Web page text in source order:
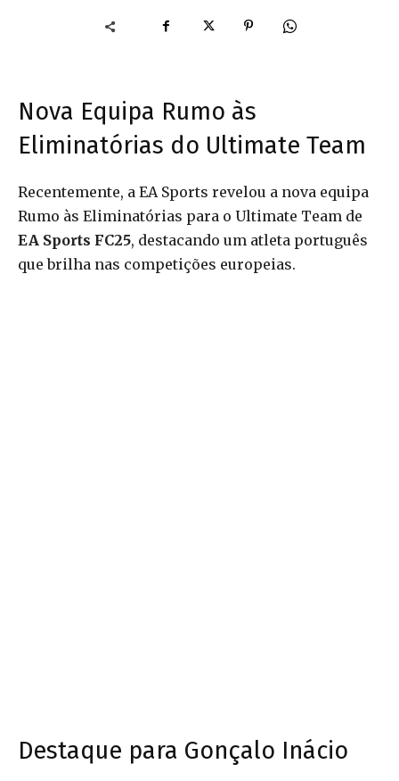
Nova Equipa Rumo às
Eliminatórias do Ultimate Team
Recentemente, a EA Sports revelou a nova equipa
Rumo às Eliminatórias para o Ultimate Team de
EA Sports FC25, destacando um atleta português
que brilha nas competições europeias.
Destaque para Gonçalo Inácio